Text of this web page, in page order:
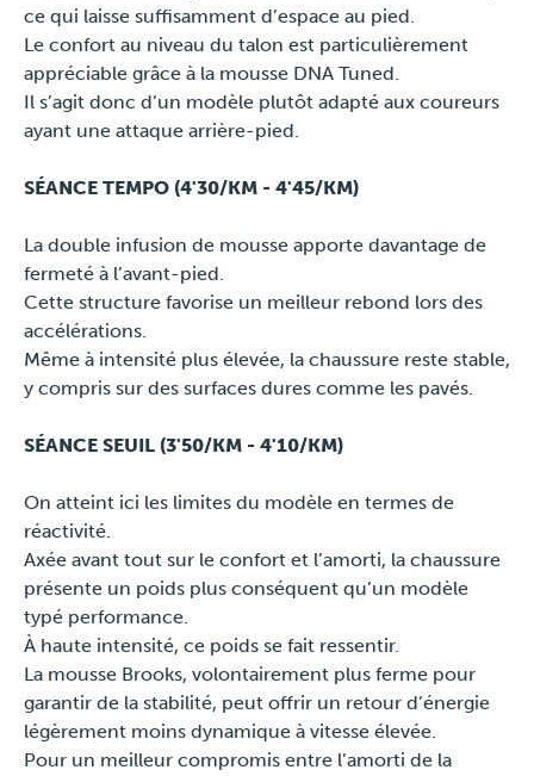
News
Tests Produits
TraKKs Team
Presse
ce qui laisse suffisamment d’espace au pied.
Le confort au niveau du talon est particulièrement
appréciable grâce à la mousse DNA Tuned.
Il s’agit donc d’un modèle plutôt adapté aux coureurs
ayant une attaque arrière-pied.
SÉANCE TEMPO (4'30/KM - 4'45/KM)
La double infusion de mousse apporte davantage de
fermeté à l’avant-pied.
Cette structure favorise un meilleur rebond lors des
accélérations.
Même à intensité plus élevée, la chaussure reste stable,
y compris sur des surfaces dures comme les pavés.
SÉANCE SEUIL (3'50/KM - 4'10/KM)
On atteint ici les limites du modèle en termes de
réactivité.
Axée avant tout sur le confort et l’amorti, la chaussure
présente un poids plus conséquent qu’un modèle
typé performance.
À haute intensité, ce poids se fait ressentir.
La mousse Brooks, volontairement plus ferme pour
garantir de la stabilité, peut offrir un retour d’énergie
légèrement moins dynamique à vitesse élevée.
Pour un meilleur compromis entre l’amorti de la